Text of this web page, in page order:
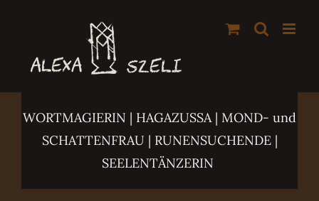
springen
WORTMAGIERIN | HAGAZUSSA | MOND- und
SCHATTENFRAU | RUNENSUCHENDE |
SEELENTÄNZERIN